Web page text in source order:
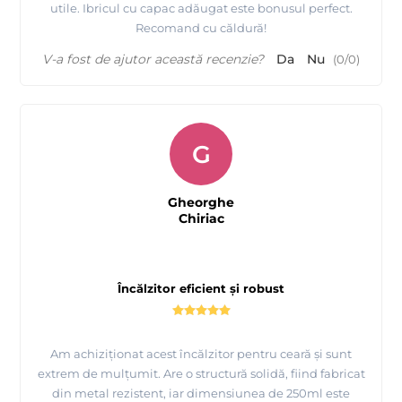
utile. Ibricul cu capac adăugat este bonusul perfect.
Recomand cu căldură!
V-a fost de ajutor această recenzie? Da Nu (0/0)
Încălzitor eficient și robust
Am achiziționat acest încălzitor pentru ceară și sunt
extrem de mulțumit. Are o structură solidă, fiind fabricat
din metal rezistent, iar dimensiunea de 250ml este
G
Gheorghe
Chiriac